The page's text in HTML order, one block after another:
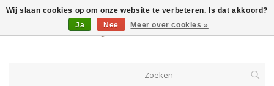
Wij slaan cookies op om onze website te verbeteren. Is dat akkoord?
Ja
Nee Meer over cookies »